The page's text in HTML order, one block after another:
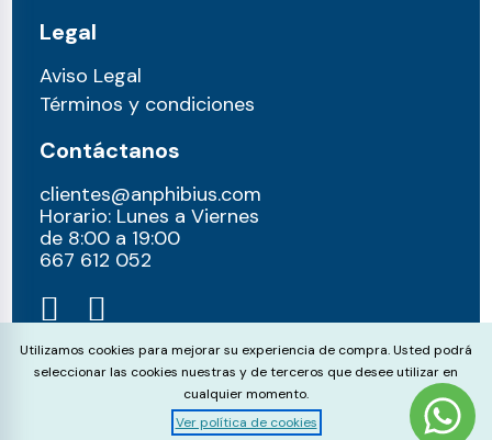
Legal
Aviso Legal
Términos y condiciones
Contáctanos
clientes@anphibius.com
Horario: Lunes a Viernes
de 8:00 a 19:00
667 612 052​
Cookie Consent
Utilizamos cookies para mejorar su experiencia de compra. Usted podrá
seleccionar las cookies nuestras y de terceros que desee utilizar en
cualquier momento.
Ver política de cookies